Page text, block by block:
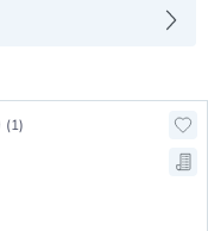
a kedvencekhez,
listára,
pontszáma:
(1)